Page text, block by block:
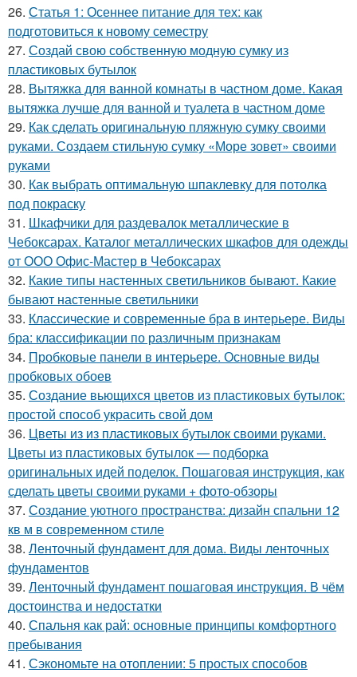
26. Статья 1: Осеннее питание для тех: как
подготовиться к новому семестру
27. Создай свою собственную модную сумку из
пластиковых бутылок
28. Вытяжка для ванной комнаты в частном доме. Какая
вытяжка лучше для ванной и туалета в частном доме
29. Как сделать оригинальную пляжную сумку своими
руками. Создаем стильную сумку «Море зовет» своими
руками
30. Как выбрать оптимальную шпаклевку для потолка
под покраску
31. Шкафчики для раздевалок металлические в
Чебоксарах. Каталог металлических шкафов для одежды
от ООО Офис-Мастер в Чебоксарах
32. Какие типы настенных светильников бывают. Какие
бывают настенные светильники
33. Классические и современные бра в интерьере. Виды
бра: классификации по различным признакам
34. Пробковые панели в интерьере. Основные виды
пробковых обоев
35. Создание вьющихся цветов из пластиковых бутылок:
простой способ украсить свой дом
36. Цветы из из пластиковых бутылок своими руками.
Цветы из пластиковых бутылок — подборка
оригинальных идей поделок. Пошаговая инструкция, как
сделать цветы своими руками + фото-обзоры
37. Создание уютного пространства: дизайн спальни 12
кв м в современном стиле
38. Ленточный фундамент для дома. Виды ленточных
фундаментов
39. Ленточный фундамент пошаговая инструкция. В чём
достоинства и недостатки
40. Спальня как рай: основные принципы комфортного
пребывания
41. Сэкономьте на отоплении: 5 простых способов